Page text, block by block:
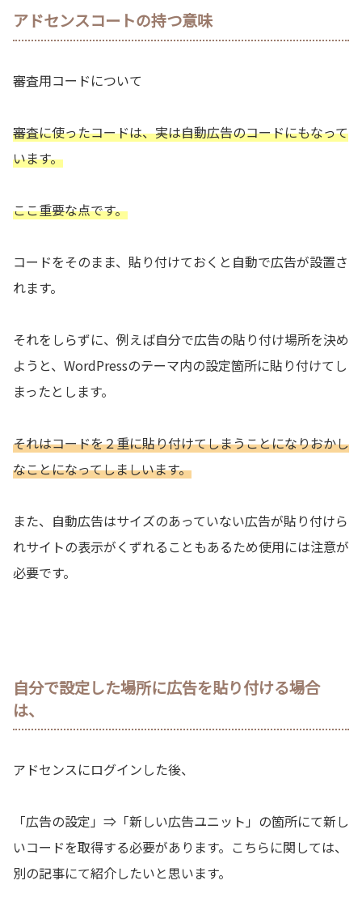
アドセンスコートの持つ意味
審査用コードについて
審査に使ったコードは、実は自動広告のコードにもなって
います。
ここ重要な点です。
コードをそのまま、貼り付けておくと自動で広告が設置さ
れます。
それをしらずに、例えば自分で広告の貼り付け場所を決め
ようと、WordPressのテーマ内の設定箇所に貼り付けてし
まったとします。
それはコードを２重に貼り付けてしまうことになりおかし
なことになってしましいます。
また、自動広告はサイズのあっていない広告が貼り付けら
れサイトの表示がくずれることもあるため使用には注意が
必要です。
自分で設定した場所に広告を貼り付ける場合
は、
アドセンスにログインした後、
「広告の設定」⇒「新しい広告ユニット」の箇所にて新し
いコードを取得する必要があります。こちらに関しては、
別の記事にて紹介したいと思います。